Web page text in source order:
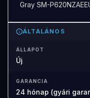
Gray SM-
ÁLTALÁNOS
ÁLLAPOT
Új
GARANCIA
24 hónap (gyári